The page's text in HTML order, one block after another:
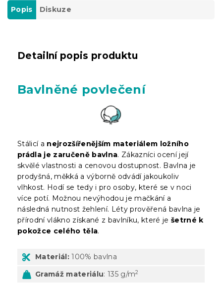
Popis Diskuze
Detailní popis produktu
Bavlněné povlečení
Stálicí a nejrozšířenějším materiálem ložního
prádla je zaručeně bavlna. Zákazníci ocení její
skvělé vlastnosti a cenovou dostupnost. Bavlna je
prodyšná, měkká a výborně odvádí jakoukoliv
vlhkost. Hodí se tedy i pro osoby, které se v noci
více potí. Možnou nevýhodou je mačkání a
následná nutnost žehlení. Léty prověřená bavlna je
přírodní vlákno získané z bavlníku, které je šetrné k
pokožce celého těla.
Materiál: 100% bavlna
Gramáž materiálu: 135 g/m2